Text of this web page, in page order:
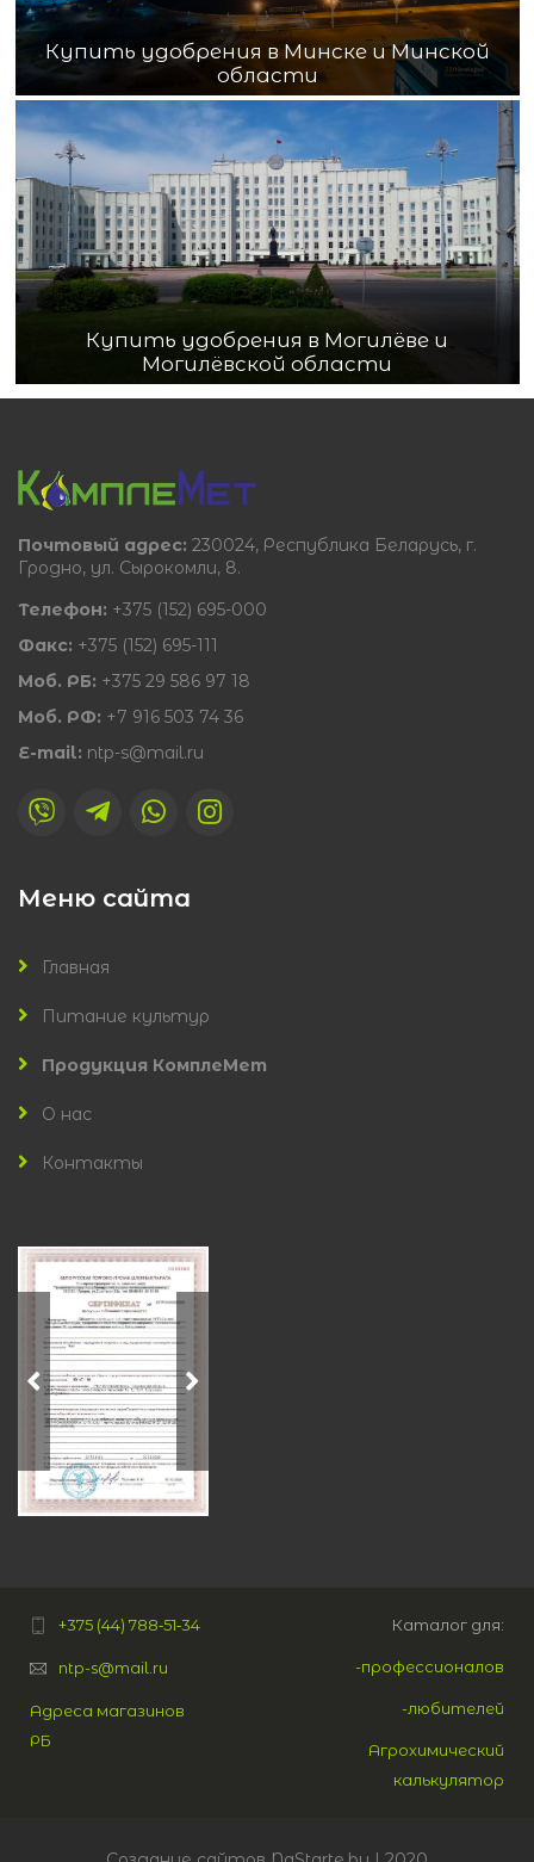
Купить удобрения в Минске и Минской
области
Купить удобрения в Могилёве и
Могилёвской области
Почтовый адрес: 230024, Республика Беларусь, г.
Гродно, ул. Сырокомли, 8.
Телефон: +375 (152) 695-000
Факс: +375 (152) 695-111
Моб. РБ: +375 29 586 97 18
Моб. РФ: +7 916 503 74 36
E-mail: ntp-s@mail.ru
Меню сайта
Главная
Питание культур
Продукция КомплеМет
О нас
Контакты
+375 (44) 788‑51‑34
ntp-s@mail.ru
Адреса магазинов
РБ
Каталог для:
-профессионалов
-любителей
Агрохимический
калькулятор